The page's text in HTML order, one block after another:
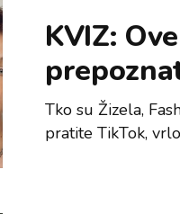
KVIZ:
Tko su Žizela,
pratite TikTok,